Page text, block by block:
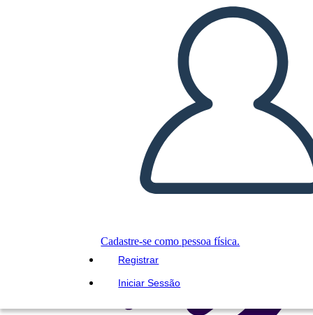
Cadastre-se como pessoa física.
Registrar
Iniciar Sessão
REPRODUZIR APRESENTAÇÃO DE SLIDES
LEIA PRA MIM